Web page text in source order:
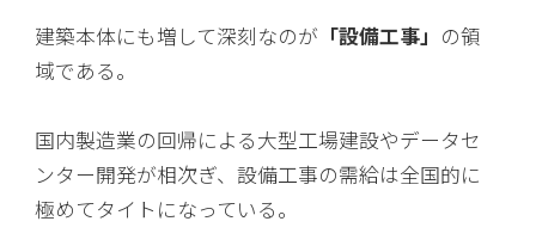
建築本体にも増して深刻なのが 「設備工事」 の領
域である。
国内製造業の回帰による大型工場建設やデータセ
ンター開発が相次ぎ、設備工事の需給は全国的に
極めてタイトになっている。